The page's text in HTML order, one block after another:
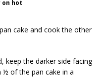
on hot
cake and cook the other
keep the darker side facing
½ of the pan cake in a